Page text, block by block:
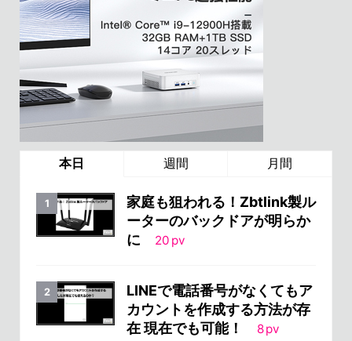
本日 週間 月間
家庭も狙われる！Zbtlink製ル
ーターのバックドアが明らか
に
20 pv
LINEで電話番号がなくてもア
カウントを作成する方法が存
在 現在でも可能！
8pv